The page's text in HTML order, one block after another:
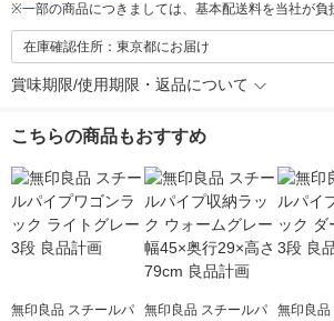
※一部の商品につきましては、基本配送料を当社が負
在庫確認住所：東京都にお届け
賞味期限/使用期限・返品について
こちらの商品もおすすめ
無印良品 スチールパ
無印良品 スチールパ
無印良品